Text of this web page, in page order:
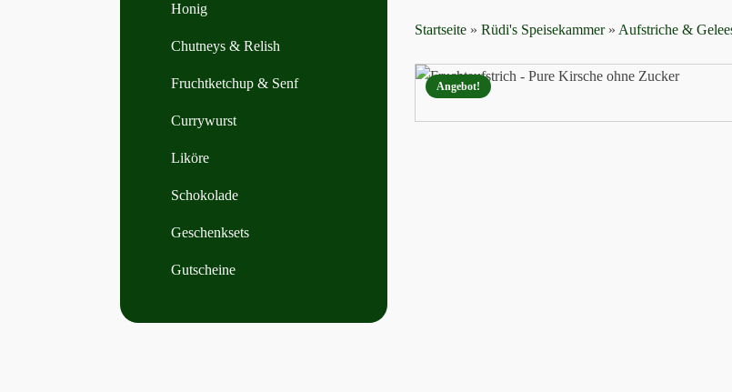
Honig
Chutneys & Relish
Fruchtketchup & Senf
Currywurst
Liköre
Schokolade
Geschenksets
Gutscheine
Startseite » Rüdi's Speisekammer» Aufstriche &
Angebot!